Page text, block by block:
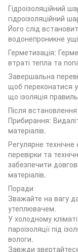
Гідроізоляційний
гідроізоляційний
Його слід
водонепроникне
Герметизація:
втраті тепла та
Завершальна
щоб переконатися
що ізоляція
Після встановлення
Прибирання:
матеріалів.
Регулярне технічне
перевірки та
забезпечити
матеріалів.
Поради
Зважайте на вагу
утеплювачем.
У холодному
пароізоляції під
вологи.
Завжди